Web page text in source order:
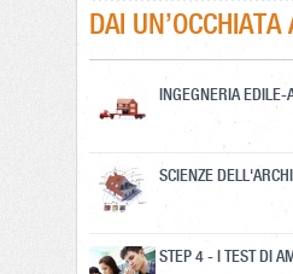
DAI
INGEGNERIA EDILE-
SCIENZE
STEP 4 - I TEST DI